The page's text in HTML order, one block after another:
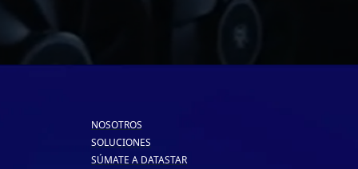
NOSOTROS
SOLUCIONES
SÚMATE A DATASTAR